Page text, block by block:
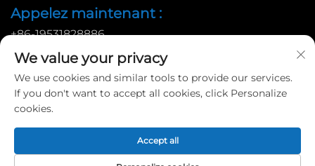
Appelez maintenant :
+86-19531828886
E-mail :
[email protected]
Copyright © 2025 par Huadu Pallet Manufacturing Co., Ltd. |
Politique de confidentialité
We value your privacy
We use cookies and similar tools to provide our services.
If you don't want to accept all cookies, click Personalize
cookies.
Accept all